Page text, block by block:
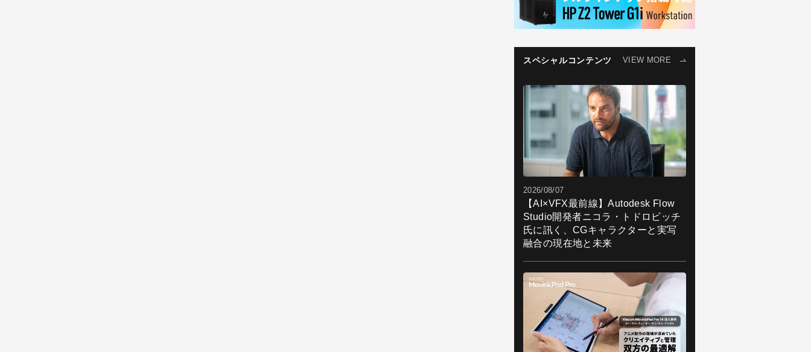
スペシャルコンテンツ VIEW MORE
2026/08/07
【AI×VFX最前線】Autodesk Flow
Studio開発者ニコラ・トドロビッチ
氏に訊く、CGキャラクターと実写
融合の現在地と未来